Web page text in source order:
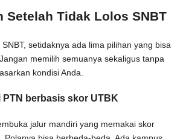
Setelah Tidak Lolos SNBT
setidaknya ada lima pilihan yang bisa
memilih semuanya sekaligus tanpa
kondisi Anda.
PTN berbasis skor UTBK
jalur mandiri yang memakai skor